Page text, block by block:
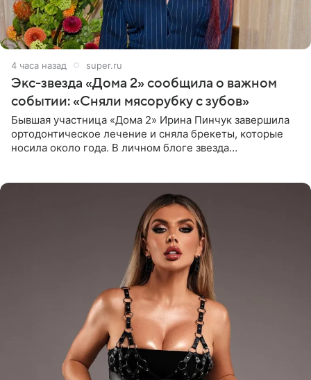
4 часа назад super.ru
Экс-звезда «Дома 2» сообщила о важном
событии: «Сняли мясорубку с зубов»
Бывшая участница «Дома 2» Ирина Пинчук завершила
ортодонтическое лечение и сняла брекеты, которые
носила около года. В личном блоге звезда